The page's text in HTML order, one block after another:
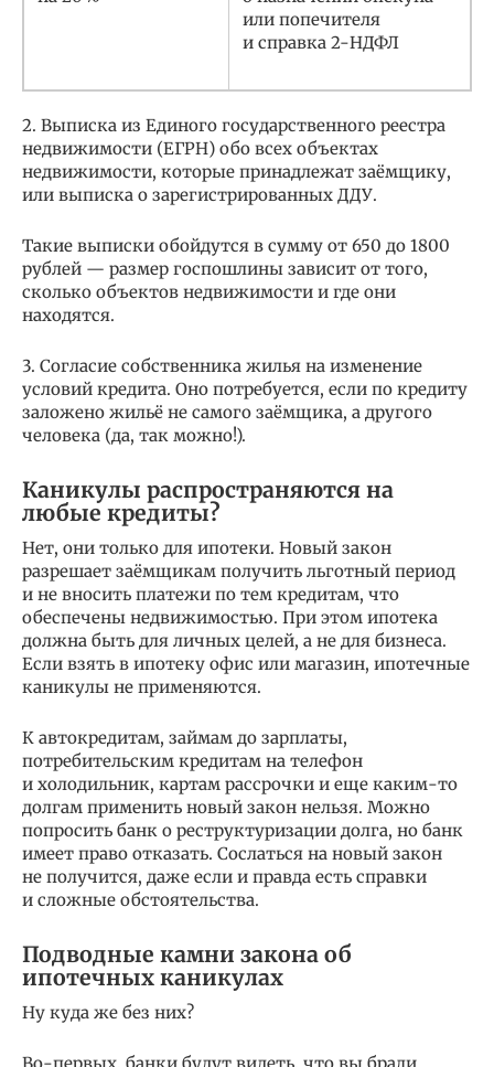
или попечителя
и справка 2-НДФЛ
2. Выписка из Единого государственного реестра
недвижимости (ЕГРН) обо всех объектах
недвижимости, которые принадлежат заёмщику,
или выписка о зарегистрированных ДДУ.
Такие выписки обойдутся в сумму от 650 до 1800
рублей — размер госпошлины зависит от того,
сколько объектов недвижимости и где они
находятся.
3. Согласие собственника жилья на изменение
условий кредита. Оно потребуется, если по кредиту
заложено жильё не самого заёмщика, а другого
человека (да, так можно!).
Каникулы распространяются на
любые кредиты?
Нет, они только для ипотеки. Новый закон
разрешает заёмщикам получить льготный период
и не вносить платежи по тем кредитам, что
обеспечены недвижимостью. При этом ипотека
должна быть для личных целей, а не для бизнеса.
Если взять в ипотеку офис или магазин, ипотечные
каникулы не применяются.
К автокредитам, займам до зарплаты,
потребительским кредитам на телефон
и холодильник, картам рассрочки и еще каким-то
долгам применить новый закон нельзя. Можно
попросить банк о реструктуризации долга, но банк
имеет право отказать. Сослаться на новый закон
не получится, даже если и правда есть справки
и сложные обстоятельства.
Подводные камни закона об
ипотечных каникулах
Ну куда же без них?